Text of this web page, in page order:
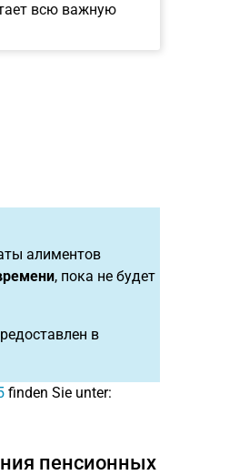
всю важную
алиментов
, пока не будет
в
finden Sie unter:
пенсионных